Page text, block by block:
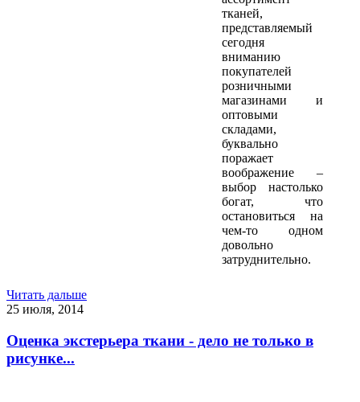
тканей,
представляемый
сегодня
вниманию
покупателей
розничными
магазинами и
оптовыми
складами,
буквально
поражает
воображение –
выбор настолько
богат, что
остановиться на
чем-то одном
довольно
затруднительно.
Читать дальше
25 июля, 2014
Оценка экстерьера ткани - дело не только в
рисунке...